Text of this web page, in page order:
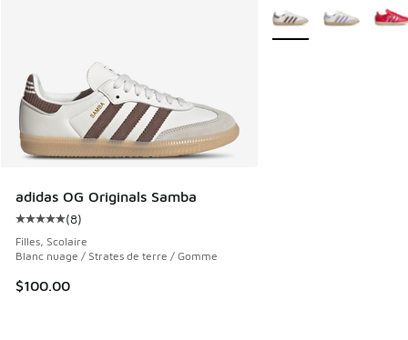
adidas OG Originals Samba
Cote moyenne du client - [5 sur 5 étoiles], 8 commentaires
(8)
Filles, Scolaire
Blanc nuage / Strates de terre / Gomme
$100.00
Plus de couleurs